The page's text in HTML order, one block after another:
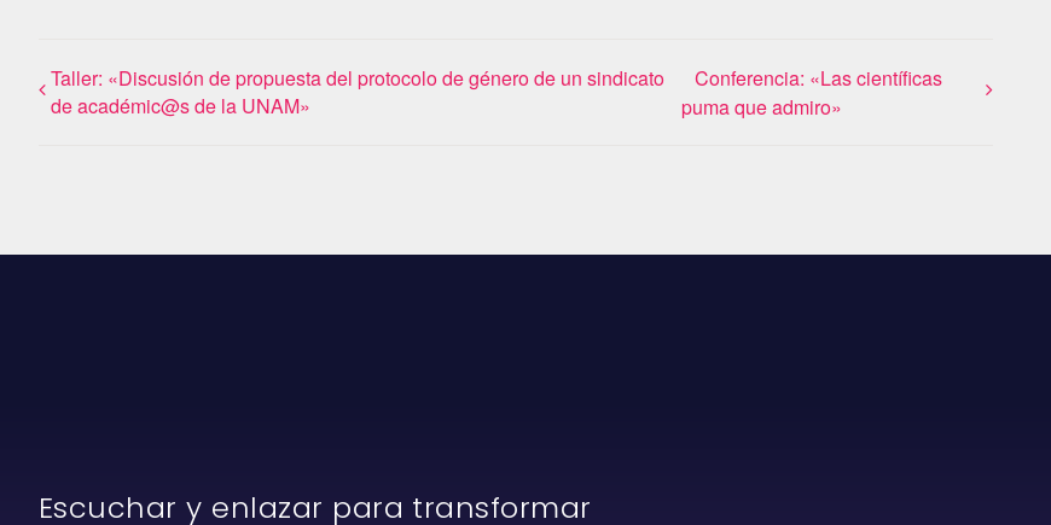
Taller: «Discusión de propuesta del protocolo de género de un sindicato
de académic@s de la UNAM»
Conferencia: «Las científicas
puma que admiro»
Escuchar y enlazar para transformar